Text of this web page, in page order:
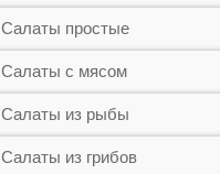
Салаты простые
Салаты с мясом
Салаты из рыбы
Салаты из грибов